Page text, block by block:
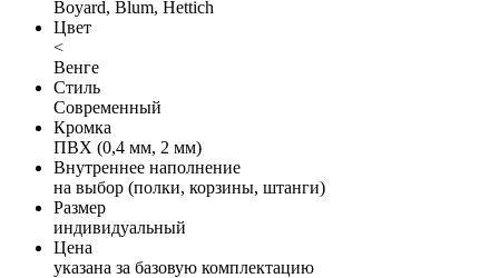
Boyard, Blum, Hettich
Цвет
<
Венге
Стиль
Современный
Кромка
ПВХ (0,4 мм, 2 мм)
Внутреннее наполнение
на выбор (полки, корзины, штанги)
Размер
индивидуальный
Цена
указана за базовую комплектацию